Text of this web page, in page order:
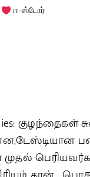
ஈ-ஸ்டோர்
குழந்தைகள்
முதல்